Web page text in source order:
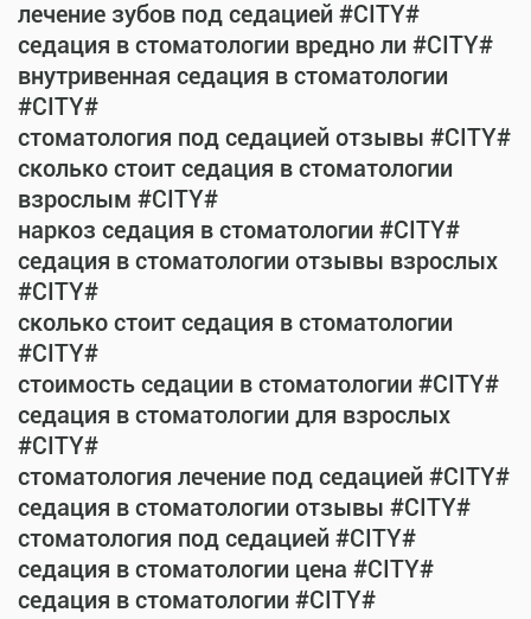
лечение зубов под седацией #CITY#
седация в стоматологии вредно ли #CITY#
внутривенная седация в стоматологии
#CITY#
стоматология под седацией отзывы #CITY#
сколько стоит седация в стоматологии
взрослым #CITY#
наркоз седация в стоматологии #CITY#
седация в стоматологии отзывы взрослых
#CITY#
сколько стоит седация в стоматологии
#CITY#
стоимость седации в стоматологии #CITY#
седация в стоматологии для взрослых
#CITY#
стоматология лечение под седацией #CITY#
седация в стоматологии отзывы #CITY#
стоматология под седацией #CITY#
седация в стоматологии цена #CITY#
седация в стоматологии #CITY#